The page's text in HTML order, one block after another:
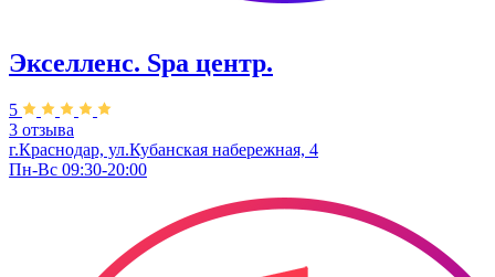
Экселленс. Spa центр.
5
3 отзыва
г.Краснодар, ул.Кубанская набережная, 4
Пн-Вс 09:30-20:00